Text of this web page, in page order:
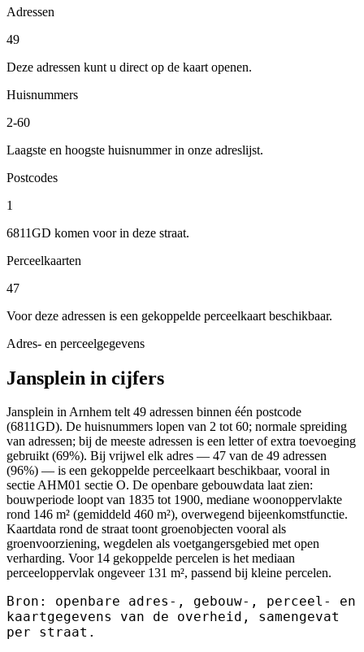
Adressen
49
Deze adressen kunt u direct op de kaart openen.
Huisnummers
2-60
Laagste en hoogste huisnummer in onze adreslijst.
Postcodes
1
6811GD komen voor in deze straat.
Perceelkaarten
47
Voor deze adressen is een gekoppelde perceelkaart beschikbaar.
Adres- en perceelgegevens
Jansplein in cijfers
Jansplein in Arnhem telt 49 adressen binnen één postcode
(6811GD). De huisnummers lopen van 2 tot 60; normale spreiding
van adressen; bij de meeste adressen is een letter of extra toevoeging
gebruikt (69%). Bij vrijwel elk adres — 47 van de 49 adressen
(96%) — is een gekoppelde perceelkaart beschikbaar, vooral in
sectie AHM01 sectie O. De openbare gebouwdata laat zien:
bouwperiode loopt van 1835 tot 1900, mediane woonoppervlakte
rond 146 m² (gemiddeld 460 m²), overwegend bijeenkomstfunctie.
Kaartdata rond de straat toont groenobjecten vooral als
groenvoorziening, wegdelen als voetgangersgebied met open
verharding. Voor 14 gekoppelde percelen is het mediaan
perceeloppervlak ongeveer 131 m², passend bij kleine percelen.
Bron: openbare adres-, gebouw-, perceel- en
kaartgegevens van de overheid, samengevat
per straat.